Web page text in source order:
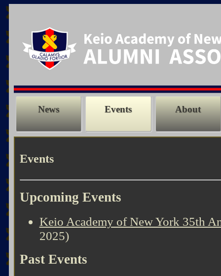
News Events About
Events
Upcoming Events
Keio Academy of New York 35th
2025)
Past Events